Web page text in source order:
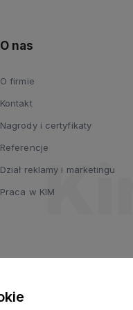
O nas
O firmie
Kontakt
Nagrody i certyfikaty
Referencje
Dział reklamy i marketingu
Praca w KIM